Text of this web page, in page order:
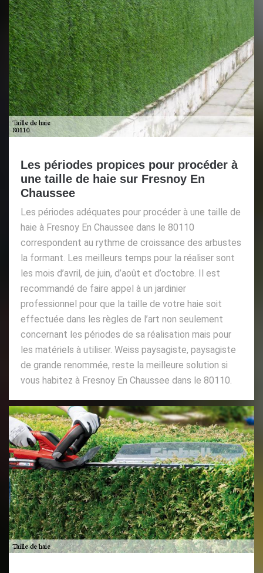
Les périodes propices pour procéder à
une taille de haie sur Fresnoy En
Chaussee
Les périodes adéquates pour procéder à une taille de
haie à Fresnoy En Chaussee dans le 80110
correspondent au rythme de croissance des arbustes
la formant. Les meilleurs temps pour la réaliser sont
les mois d’avril, de juin, d’août et d’octobre. Il est
recommandé de faire appel à un jardinier
professionnel pour que la taille de votre haie soit
effectuée dans les règles de l’art non seulement
concernant les périodes de sa réalisation mais pour
les matériels à utiliser. Weiss paysagiste, paysagiste
de grande renommée, reste la meilleure solution si
vous habitez à Fresnoy En Chaussee dans le 80110.